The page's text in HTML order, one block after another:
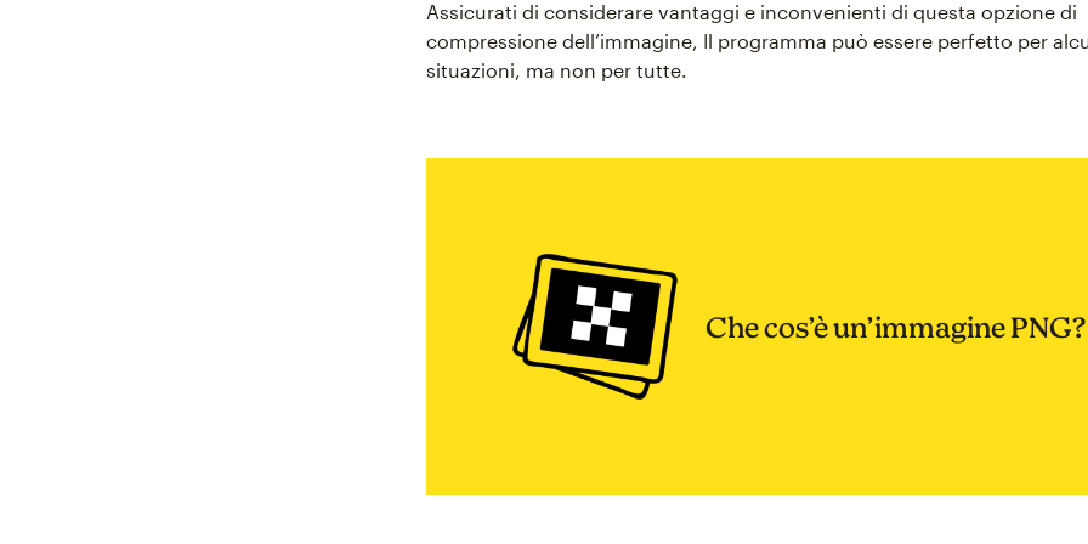
Assicurati di considerare vantaggi e inconvenienti di questa opzione di
compressione dell’immagine, Il programma può essere perfetto per
situazioni, ma non per tutte.
Che cos’è un’immagine PNG?